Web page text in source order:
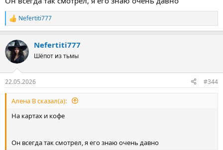
Р
е
к
ц
и
Nefertiti777
Nefertiti777
Шёпот из тьмы
22.05.2026 #344
Алена В сказал(а):
На картах и кофе
Он всегда так смотрел, я его знаю очень давно